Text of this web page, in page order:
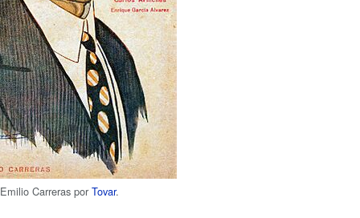
Carreras porTovar.